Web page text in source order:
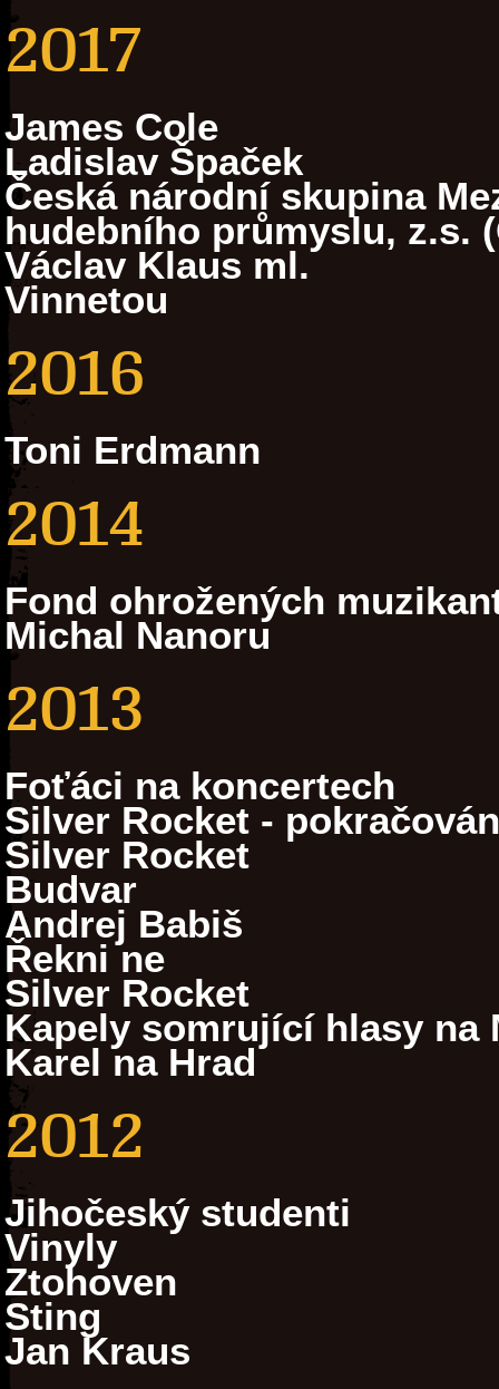
2017
James Cole
Ladislav Špaček
Česká národní skupina
hudebního průmyslu, z.s.
Václav Klaus ml.
Vinnetou
2016
Toni Erdmann
2014
Fond ohrožených
Michal Nanoru
2013
Foťáci na koncertech
Silver Rocket -
Silver Rocket
Budvar
Andrej Babiš
Řekni ne
Silver Rocket
Kapely somrující hlasy na
Karel na Hrad
2012
Jihočeský studenti
Vinyly
Ztohoven
Sting
Jan Kraus